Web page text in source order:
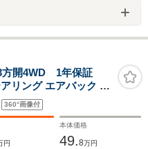
方開4WD 1年保証
リング エアバック 走
360°画像付
円
本体価格
49.8万円